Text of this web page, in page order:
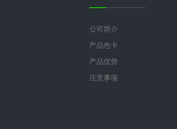
公司简介
产品色卡
产品优势
注意事项